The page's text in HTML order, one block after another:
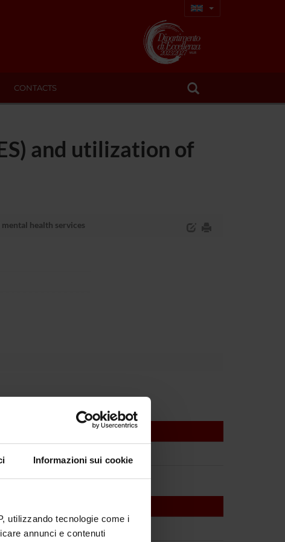
Informazioni sui cookie
utilizzando tecnologie come i
annunci e contenuti
CONTACTS
and utilization of
health services